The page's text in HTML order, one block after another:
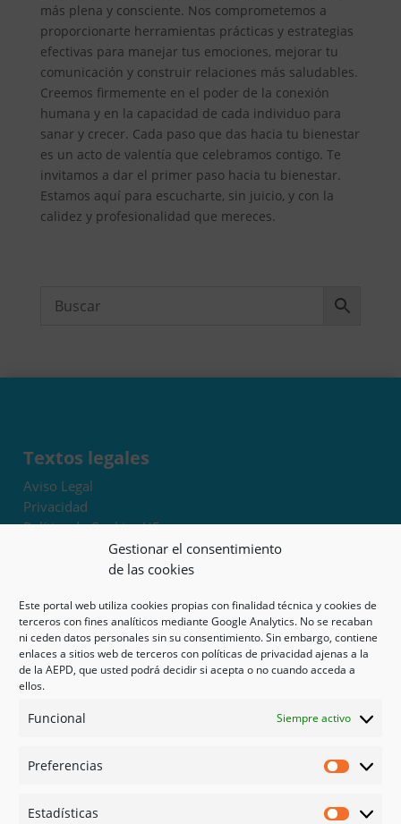
Gestionar el consentimiento
de las cookies
Este portal web utiliza cookies propias con finalidad técnica y cookies de
terceros con fines analíticos mediante Google Analytics. No se recaban
ni ceden datos personales sin su consentimiento. Sin embargo, contiene
enlaces a sitios web de terceros con políticas de privacidad ajenas a la
de la AEPD, que usted podrá decidir si acepta o no cuando acceda a
ellos.
Funcional Siempre activo
Preferencias
Estadísticas
más plena y consciente. Nos comprometemos a
proporcionarte herramientas prácticas y estrategias
efectivas para manejar tus emociones, mejorar tu
comunicación y construir relaciones más saludables.
Creemos firmemente en el poder de la conexión
humana y en la capacidad de cada individuo para
sanar y crecer. Cada paso que das hacia tu bienestar
es un acto de valentía que celebramos contigo. Te
invitamos a dar el primer paso hacia tu bienestar.
Estamos aquí para escucharte, sin juicio, y con la
calidez y profesionalidad que mereces.
Textos legales
Aviso Legal
Privacidad
Política de Cookies UE
Términos y condiciones
Exoneración de responsabilidad
Mapa del sitio
Mi cuenta
Tienda
Psicología en Murcia
Guías
Redes sociales
Instagram